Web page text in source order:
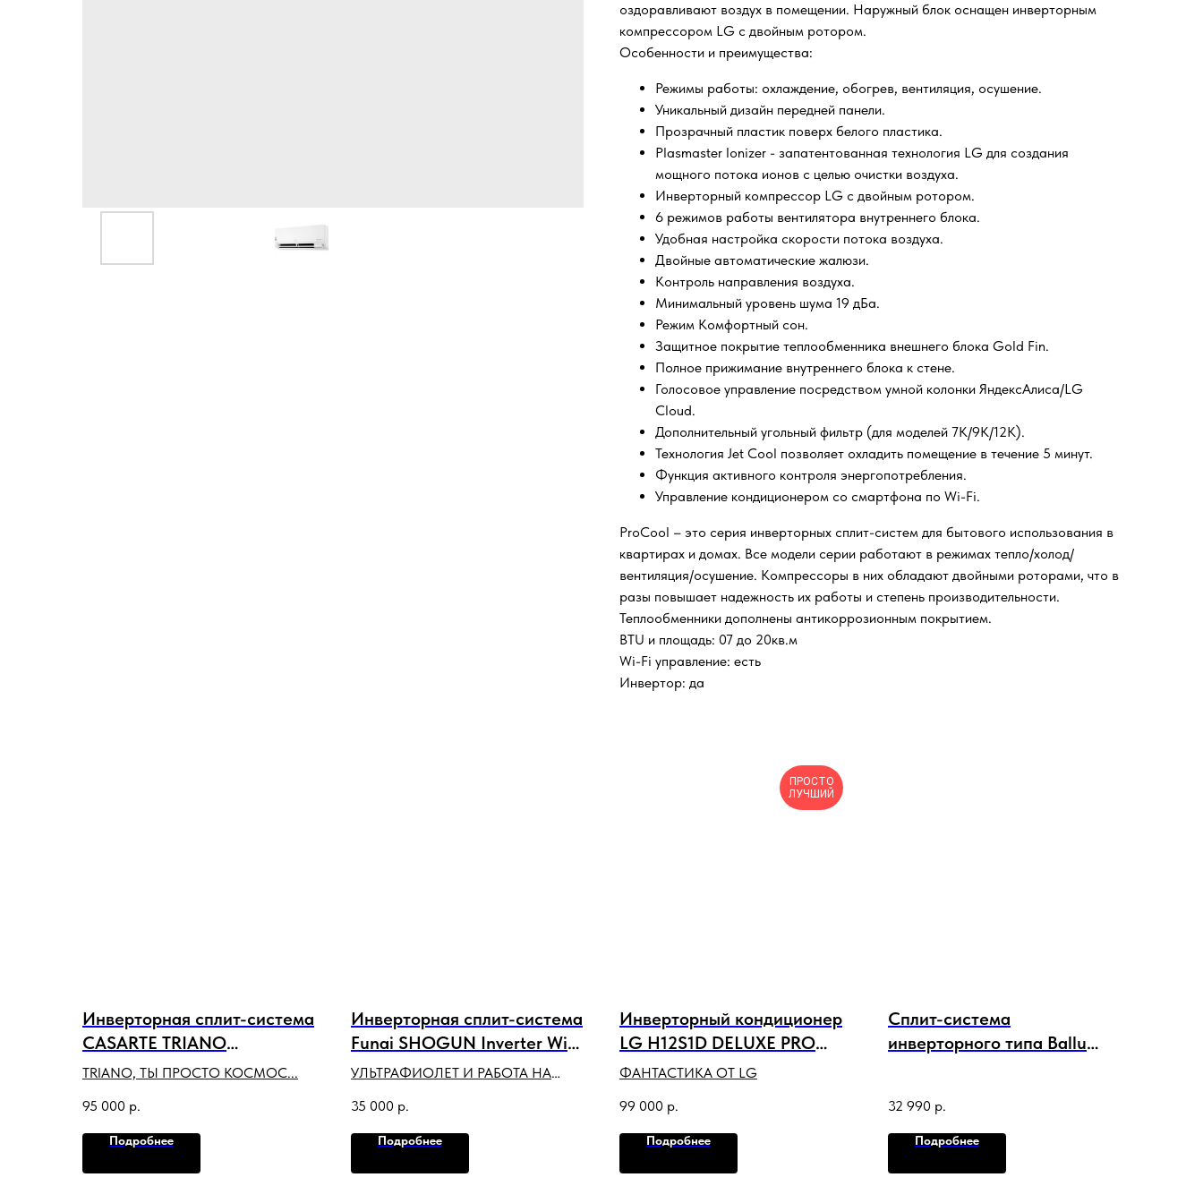
оздоравливают воздух в помещении. Наружный блок оснащен инверторным
компрессором LG с двойным ротором.
Особенности и преимущества:
Режимы работы: охлаждение, обогрев, вентиляция, осушение.
Уникальный дизайн передней панели.
Прозрачный пластик поверх белого пластика.
Plasmaster Ionizer - запатентованная технология LG для создания
мощного потока ионов с целью очистки воздуха.
Инверторный компрессор LG с двойным ротором.
6 режимов работы вентилятора внутреннего блока.
Удобная настройка скорости потока воздуха.
Двойные автоматические жалюзи.
Контроль направления воздуха.
Минимальный уровень шума 19 дБа.
Режим Комфортный сон.
Защитное покрытие теплообменника внешнего блока Gold Fin.
Полное прижимание внутреннего блока к стене.
Голосовое управление посредством умной колонки ЯндексАлиса/LG
Cloud.
Дополнительный угольный фильтр (для моделей 7К/9К/12К).
Технология Jet Cool позволяет охладить помещение в течение 5 минут.
Функция активного контроля энергопотребления.
Управление кондиционером со смартфона по Wi-Fi.
ProCool – это серия инверторных сплит-систем для бытового использования в
квартирах и домах. Все модели серии работают в режимах тепло/холод/
вентиляция/осушение. Компрессоры в них обладают двойными роторами, что в
разы повышает надежность их работы и степень производительности.
Теплообменники дополнены антикоррозионным покрытием.
BTU и площадь: 07 до 20кв.м
Wi-Fi управление: есть
Инвертор: да
Инверторная сплит-система
CASARTE TRIANO
CAS35MW1/R3 1U35MW1/R3
TRIANO, ТЫ ПРОСТО КОСМОС...
95 000 р.
Подробнее
Инверторная сплит-система
Funai SHOGUN Inverter Wi-
Fi RAC-I-SG25HP.D04
УЛЬТРАФИОЛЕТ И РАБОТА НА
35 000 р.
Подробнее
ПРОСТО
ЛУЧШИЙ
Инверторный кондиционер
LG H12S1D DELUXE PRO
DUAL Inverter
ФАНТАСТИКА ОТ LG
99 000 р.
Подробнее
Сплит-система
инверторного типа Ballu
32 990 р.
Подробнее